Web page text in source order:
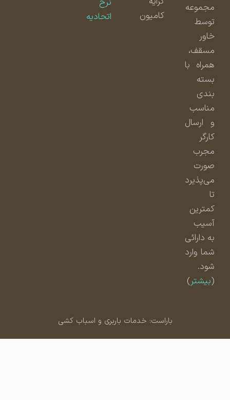
مجموعه
توسط
مسقف،
همراه با
بسته
بندی
مناسب
و ارسال
مجرب
صورت
می‌پذیرد
کمترین
آسیب
به دارائی
شما وارد
شود.
بیشتر)
کامیون
اتحادیه
باراست: خدمات باربری و اسباب کشی